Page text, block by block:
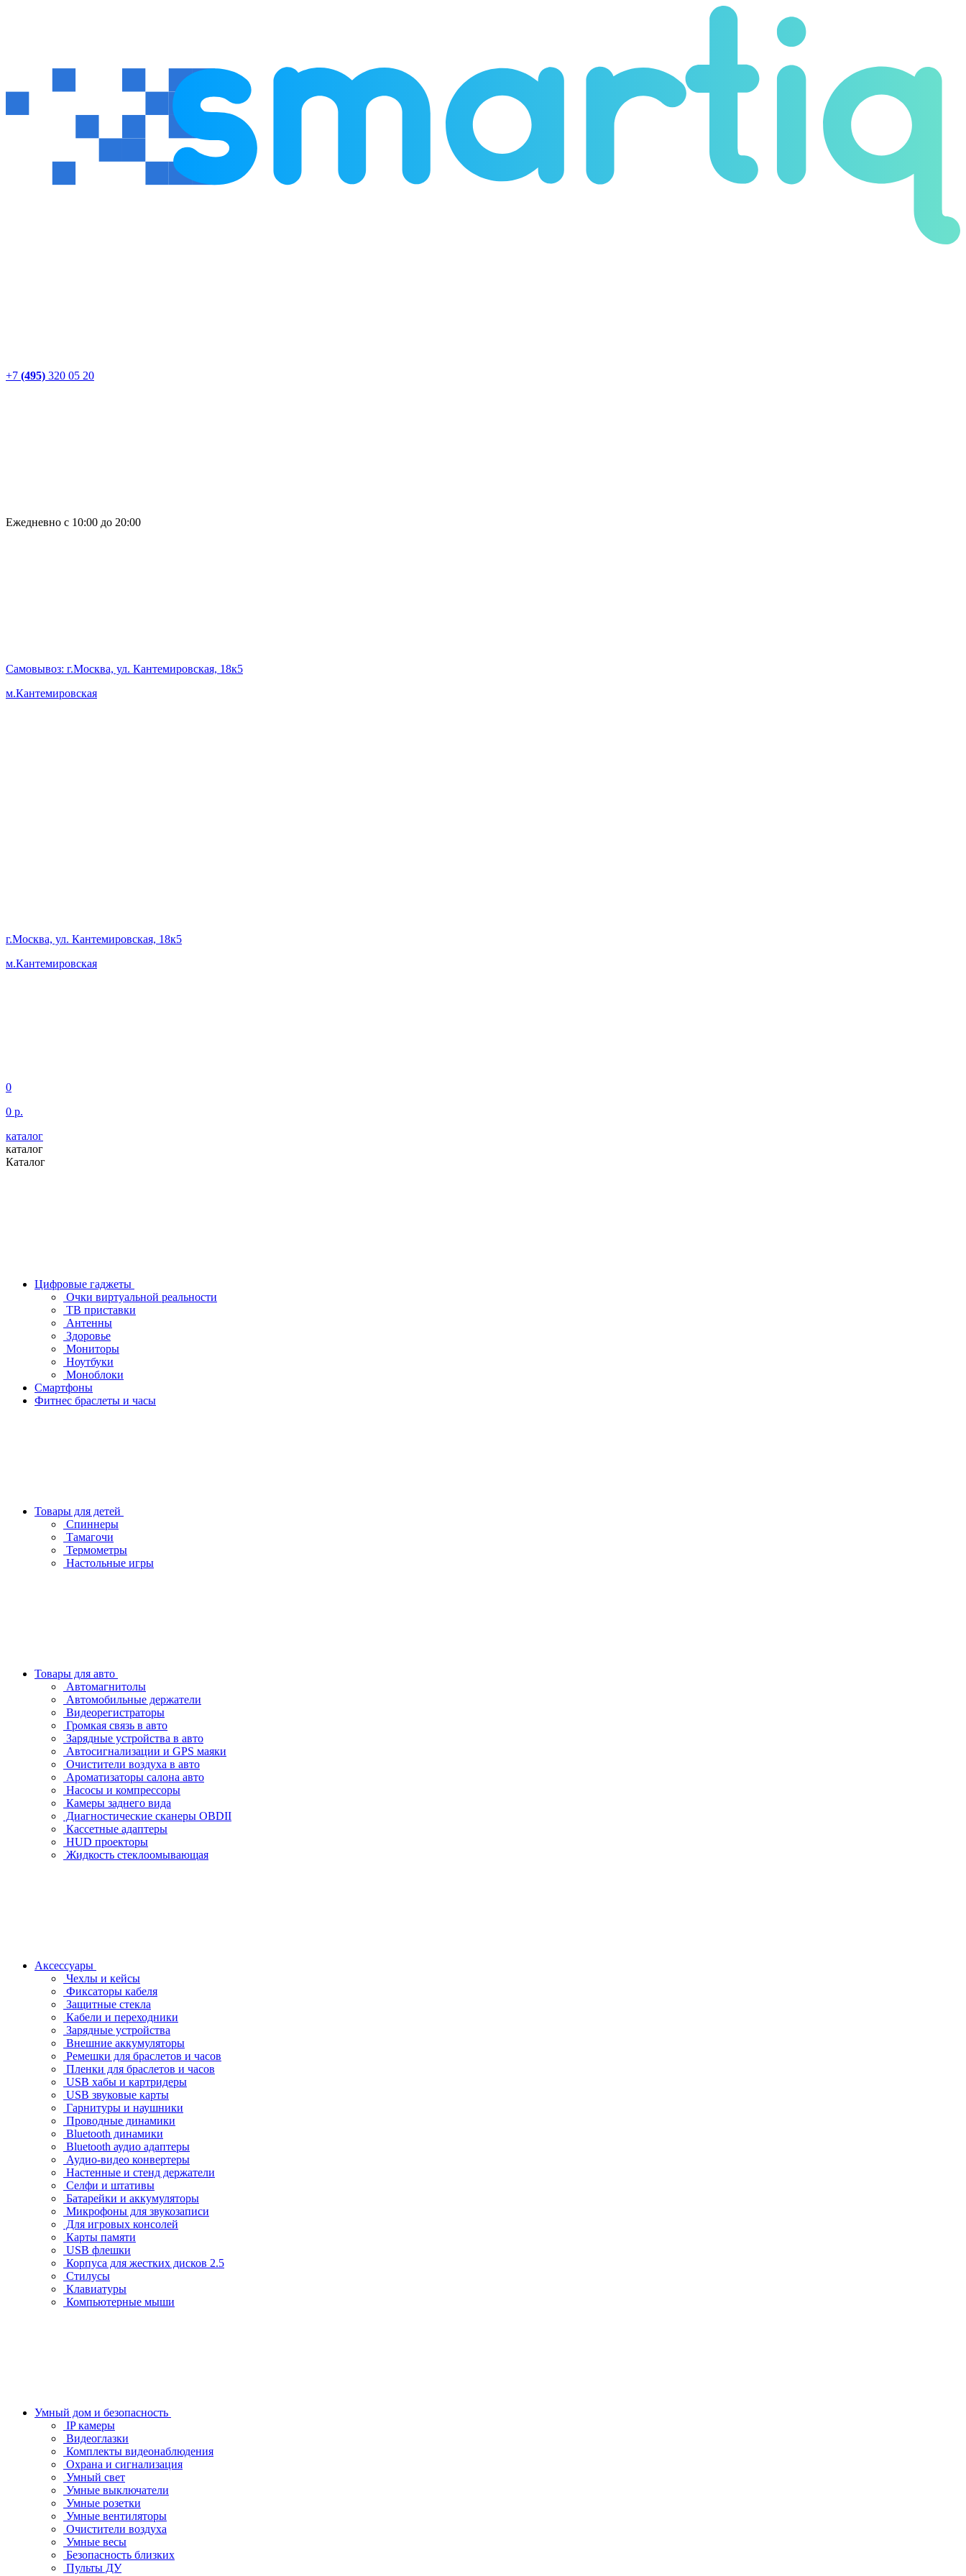
+7 (495) 320 05 20
Ежедневно с 10:00 до 20:00
Самовывоз: г.Москва, ул. Кантемировская, 18к5
м.Кантемировская
г.Москва, ул. Кантемировская, 18к5
м.Кантемировская
0
0 р.
каталог
каталог
Каталог
Цифровые гаджеты
Очки виртуальной реальности
ТВ приставки
Антенны
Здоровье
Мониторы
Ноутбуки
Моноблоки
Смартфоны
Фитнес браслеты и часы
Товары для детей
Спиннеры
Тамагочи
Термометры
Настольные игры
Товары для авто
Автомагнитолы
Автомобильные держатели
Видеорегистраторы
Громкая связь в авто
Зарядные устройства в авто
Автосигнализации и GPS маяки
Очистители воздуха в авто
Ароматизаторы салона авто
Насосы и компрессоры
Камеры заднего вида
Диагностические сканеры OBDII
Кассетные адаптеры
HUD проекторы
Жидкость стеклоомывающая
Аксессуары
Чехлы и кейсы
Фиксаторы кабеля
Защитные стекла
Кабели и переходники
Зарядные устройства
Внешние аккумуляторы
Ремешки для браслетов и часов
Пленки для браслетов и часов
USB хабы и картридеры
USB звуковые карты
Гарнитуры и наушники
Проводные динамики
Bluetooth динамики
Bluetooth аудио адаптеры
Аудио-видео конвертеры
Настенные и стенд держатели
Селфи и штативы
Батарейки и аккумуляторы
Микрофоны для звукозаписи
Для игровых консолей
Карты памяти
USB флешки
Корпуса для жестких дисков 2.5
Стилусы
Клавиатуры
Компьютерные мыши
Умный дом и безопасность
IP камеры
Видеоглазки
Комплекты видеонаблюдения
Охрана и сигнализация
Умный свет
Умные выключатели
Умные розетки
Умные вентиляторы
Очистители воздуха
Умные весы
Безопасность близких
Пульты ДУ